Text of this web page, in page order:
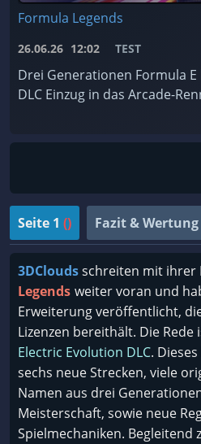
Formula Legends
26.06.26 12:02 TEST
Drei Generationen Formula
DLC Einzug in das Arcade-
Seite 1 () Fazit & Wertung
3DCloudsschreiten mit ihrer
Legends weiter voran und
Erweiterung veröffentlicht,
Lizenzen bereithält. Die Rede
Electric Evolution DLC.
sechs neue Strecken, viele
Namen aus drei
Meisterschaft, sowie neue
Spielmechaniken. Begleitend